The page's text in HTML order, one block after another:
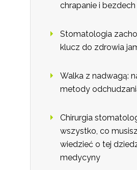
chrapanie i bezdech
Stomatologia
klucz do zdrowia
Walka z nadwagą:
metody
Chirurgia
wszystko, co musisz
wiedzieć o tej
medycyny